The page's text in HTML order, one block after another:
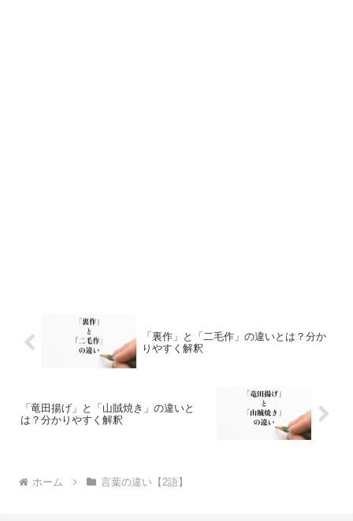
「裏作」と「二毛作」の違いとは？分か
りやすく解釈
「竜田揚げ」と「山賊焼き」の違いと
は？分かりやすく解釈
ホーム 言葉の違い【2語】